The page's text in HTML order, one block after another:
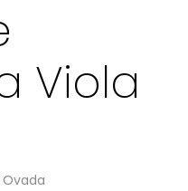
Viola
Ovada